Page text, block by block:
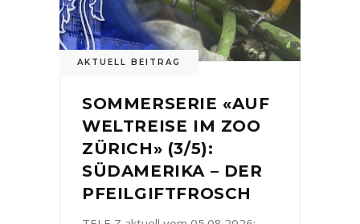
AKTUELL BEITRAG
SOMMERSERIE «AUF
WELTREISE IM ZOO
ZÜRICH» (3/5):
SÜDAMERIKA – DER
PFEILGIFTFROSCH